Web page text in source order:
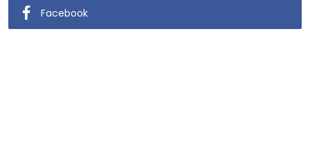
Facebook